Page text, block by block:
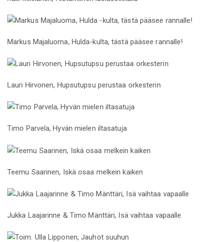
Markus Majaluoma, Hulda-kulta, tästä pääsee rannalle!
Lauri Hirvonen, Hupsutupsu perustaa orkesterin
Timo Parvela, Hyvän mielen iltasatuja
Teemu Saarinen, Iskä osaa melkein kaiken
Jukka Laajarinne & Timo Mänttäri, Isä vaihtaa vapaalle